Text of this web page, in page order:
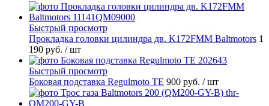
Быстрый просмотр
Прокладка головки цилиндра дв. K172FMM Baltmotors 1
190 руб. / шт
Быстрый просмотр
Боковая подставка Regulmoto TE 900 руб. / шт